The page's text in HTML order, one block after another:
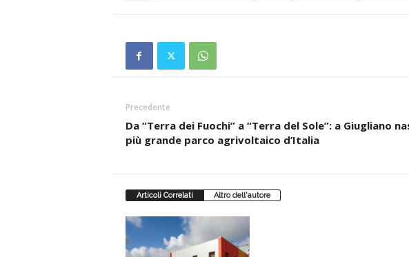
Precedente
Da “Terra dei Fuochi” a “Terra del Sole”: a Giugliano
più grande parco agrivoltaico d’Italia
Articoli Correlati Altro dell'autore